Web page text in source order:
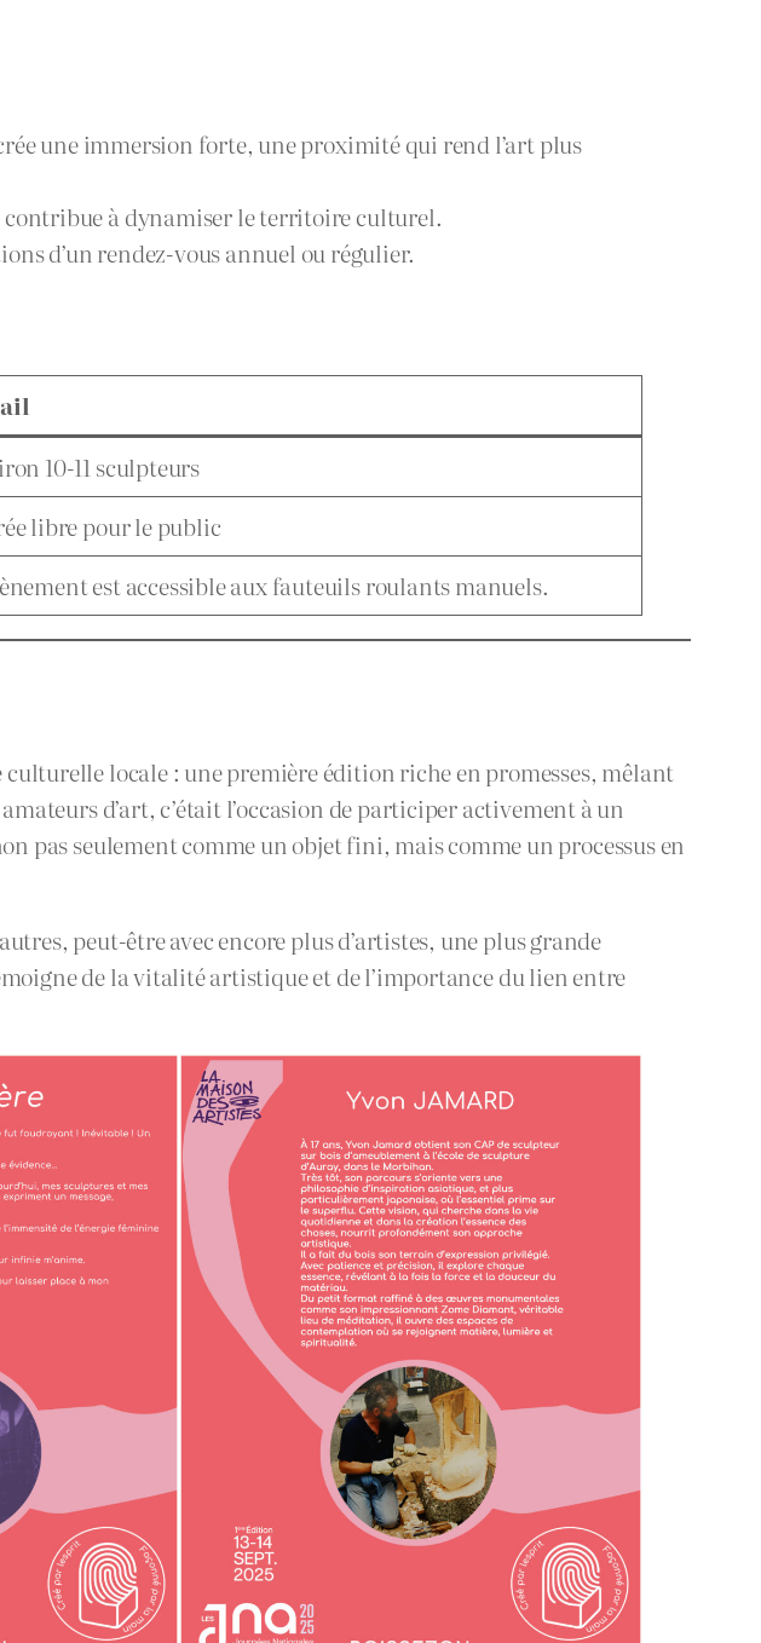
une immersion forte, une proximité qui rend l’art plus
à dynamiser le territoire culturel.
d’un rendez-vous annuel ou régulier.
10-11 sculpteurs
libre pour le public
est accessible aux fauteuils roulants manuels.
locale : une première édition riche en promesses, mêlant
d’art, c’était l’occasion de participer activement à un
pas seulement comme un objet fini, mais comme un processus en
peut-être avec encore plus d’artistes, une plus grande
de la vitalité artistique et de l’importance du lien entre